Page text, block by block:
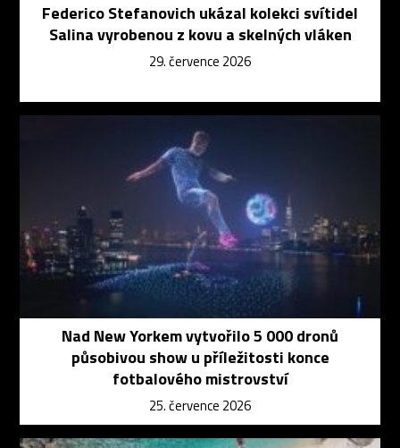
Federico Stefanovich ukázal kolekci svítidel
Salina vyrobenou z kovu a skelných vláken
29. července 2026
Nad New Yorkem vytvořilo 5 000 dronů
působivou show u příležitosti konce
fotbalového mistrovství
25. července 2026